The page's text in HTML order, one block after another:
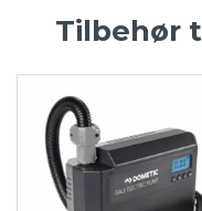
Tilbehør